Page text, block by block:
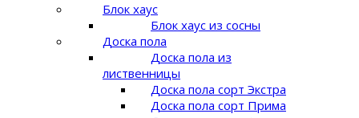
Блок хаус
Блок хаус из сосны
Доска пола
Доска пола из
лиственницы
Доска пола сорт Экстра
Доска пола сорт Прима